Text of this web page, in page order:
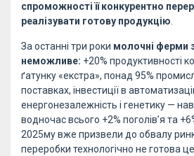
спроможності її конкурентно
реалізувати готову продукцію.
За останні три роки молочні ферми
неможливе: +20% продуктивності
ґатунку «екстра», понад 95%
поставках, інвестиції в
енергонезалежність і генетику —
водночас всього +2% поголів’я та
2025му вже призвели до обвалу
переробки технологічно не готова